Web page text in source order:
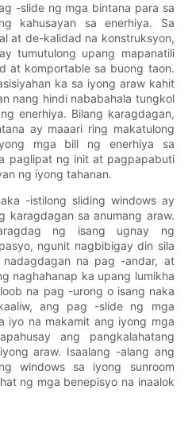
-slide ng mga bintana para sa
kahusayan sa enerhiya. Sa
at de-kalidad na konstruksyon,
tumutulong upang mapanatili
at komportable sa buong taon.
ka sa iyong araw kahit
nang hindi nababahala tungkol
enerhiya. Bilang karagdagan,
ay maaari ring makatulong
mga bill ng enerhiya sa
paglipat ng init at pagpapabuti
ng iyong tahanan.
-istilong sliding windows ay
karagdagan sa anumang araw.
ng isang ugnay ng
ngunit nagbibigay din sila
na pag -andar, at
naghahanap ka upang lumikha
na pag -urong o isang naka
ang pag -slide ng mga
iyo na makamit ang iyong mga
ang pangkalahatang
araw. Isaalang -alang ang
windows sa iyong sunroom
ng mga benepisyo na inaalok